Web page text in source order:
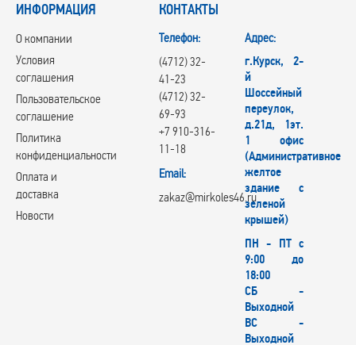
ИНФОРМАЦИЯ
О компании
Условия
соглашения
Пользовательское
соглашение
Политика
конфиденциальности
Оплата и
доставка
Новости
КОНТАКТЫ
Телефон:
(4712) 32-
41-23
(4712) 32-
69-93
+7 910-316-
11-18
Email:
zakaz@mirkoles46.ru
Адрес:
г.Курск, 2-
й
Шоссейный
переулок,
д.21д, 1эт.
1 офис
(Административное
желтое
здание с
зеленой
крышей)
ПН - ПТ с
9:00 до
18:00
СБ -
Выходной
ВС -
Выходной